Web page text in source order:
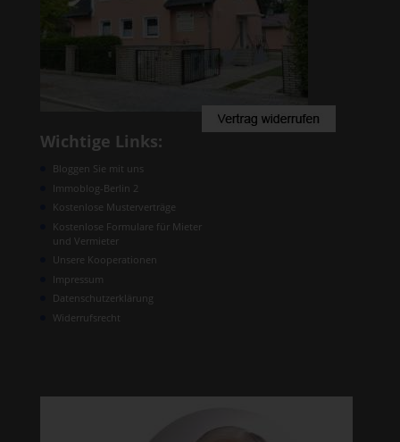
Wichtige Links:
Bloggen Sie mit uns
Immoblog-Berlin 2
Kostenlose Musterverträge
Kostenlose Formulare für Mieter
und Vermieter
Unsere Kooperationen
Impressum
Datenschutzerklärung
Widerrufsrecht